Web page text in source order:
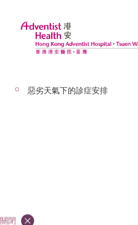
為何要保
惡劣天氣下的診症安排
關閉